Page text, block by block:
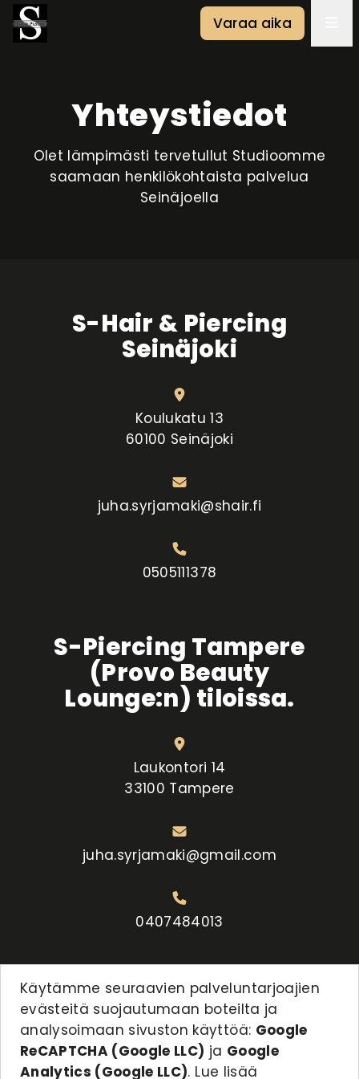
Varaa aika
Yhteystiedot
Olet lämpimästi tervetullut Studioomme
saamaan henkilökohtaista palvelua
Seinäjoella
S-Hair & Piercing
Seinäjoki
Koulukatu 13
60100 Seinäjoki
juha.syrjamaki@shair.fi
0505111378
S-Piercing Tampere
(Provo Beauty
Lounge:n) tiloissa.
Laukontori 14
33100 Tampere
juha.syrjamaki@gmail.com
0407484013
Käytämme seuraavien palveluntarjoajien
evästeitä suojautumaan boteilta ja
analysoimaan sivuston käyttöä: Google
ReCAPTCHA (Google LLC) ja Google
Analytics (Google LLC). Lue lisää